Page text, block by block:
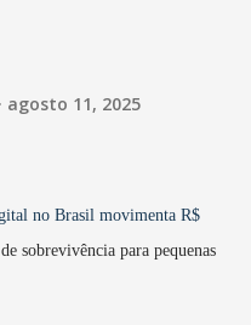
agosto 11, 2025
no Brasil movimenta R$
sobrevivência para pequenas